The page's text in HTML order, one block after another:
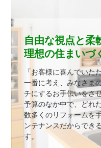
⾃由な視点と柔
理想の住まいづ
「お客様に喜んでいた
⼀番に考え、みなさま
チにするお⼿伝いをさ
予算のなか中で、どれ
数多くのリフォームを
ンテナンスだからでき
す。